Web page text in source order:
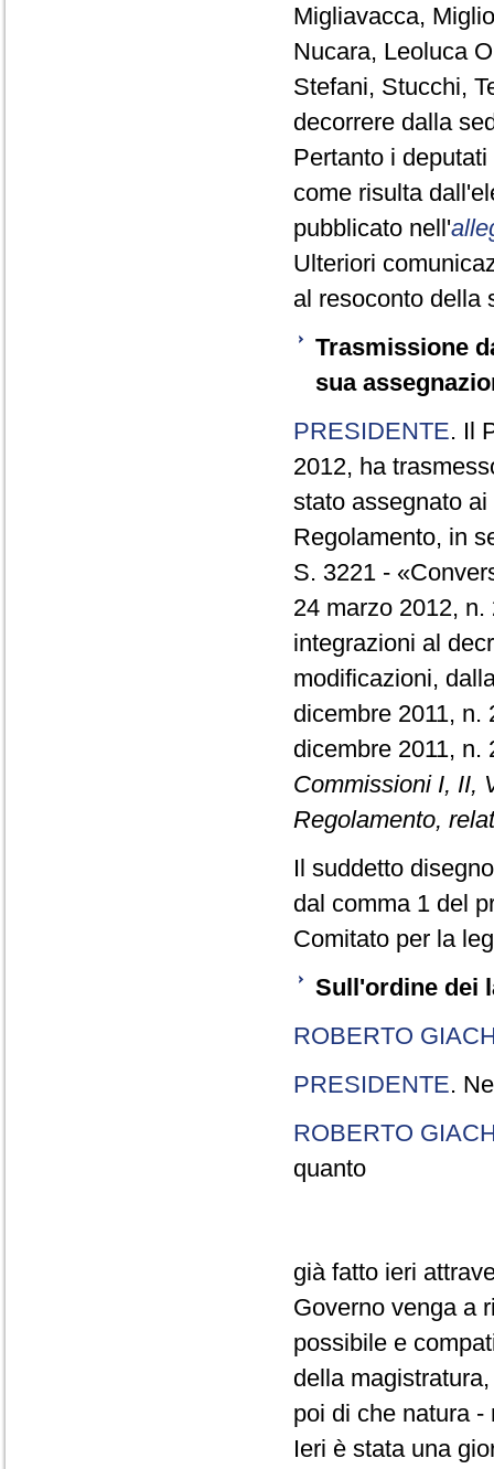
Migliavacca,
Nucara, Leoluca
Stefani, Stucchi,
decorrere dalla
Pertanto i
come risulta
pubblicato nell'
Ulteriori
al resoconto della
Trasmissione
sua
PRESIDENTE. Il
2012, ha
stato assegnato
Regolamento, in
S. 3221 -
24 marzo 2012,
integrazioni al
modificazioni,
dicembre 2011,
dicembre 2011, n.
Commissioni I, II,
Regolamento,
Il suddetto
dal comma 1 del
Comitato per la
Sull'ordine dei
ROBERTO
PRESIDENTE.
ROBERTO
quanto
già fatto ieri
Governo venga a
possibile e
della
poi di che natura
Ieri è stata una